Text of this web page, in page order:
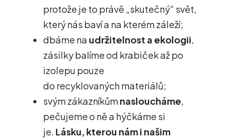
protože je to právě „skutečný“ svět,
který nás baví a na kterém záleží;
dbáme na udržitelnost a ekologii,
zásilky balíme od krabiček až po
izolepu pouze
do recyklovaných materiálů;
svým zákazníkůmnasloucháme,
pečujeme o ně a hýčkáme si
je. Lásku, kterou nám i našim